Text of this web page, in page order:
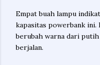
Empat buah lampu
kapasitas powerbank
berubah warna dari
berjalan.